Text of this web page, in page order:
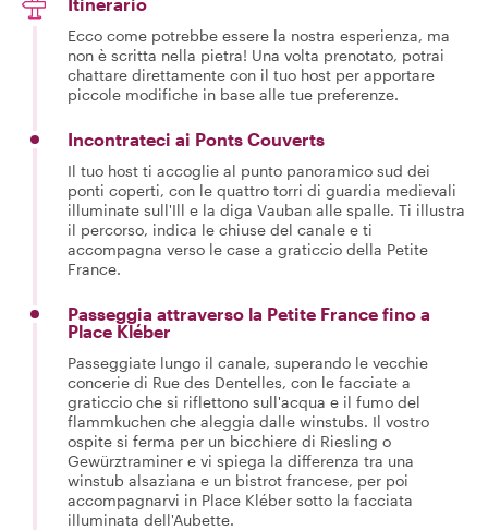
Ecco come potrebbe essere la nostra esperienza, ma
non è scritta nella pietra! Una volta prenotato, potrai
chattare direttamente con il tuo host per apportare
piccole modifiche in base alle tue preferenze.
Incontrateci ai Ponts Couverts
Il tuo host ti accoglie al punto panoramico sud dei
ponti coperti, con le quattro torri di guardia medievali
illuminate sull'Ill e la diga Vauban alle spalle. Ti illustra
il percorso, indica le chiuse del canale e ti
accompagna verso le case a graticcio della Petite
France.
Passeggia attraverso la Petite France fino a
Place Kléber
Passeggiate lungo il canale, superando le vecchie
concerie di Rue des Dentelles, con le facciate a
graticcio che si riflettono sull'acqua e il fumo del
flammkuchen che aleggia dalle winstubs. Il vostro
ospite si ferma per un bicchiere di Riesling o
Gewürztraminer e vi spiega la differenza tra una
winstub alsaziana e un bistrot francese, per poi
accompagnarvi in Place Kléber sotto la facciata
illuminata dell'Aubette.